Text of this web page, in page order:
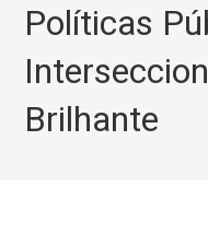
Políticas
Brilhante